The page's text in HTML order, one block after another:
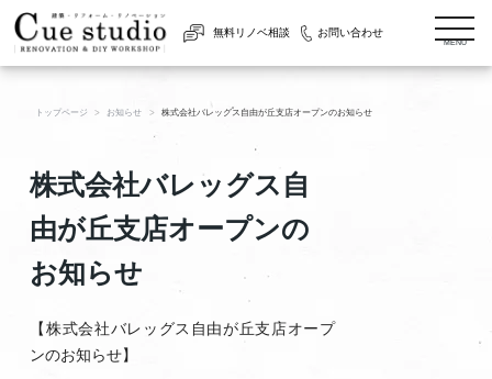
無料リノベ相談 お問い合わせ
MENU
トップページ お知らせ 株式会社バレッグス自由が丘支店オープンのお知らせ
株式会社バレッグス自
由が丘支店オープンの
お知らせ
【株式会社バレッグス自由が丘支店オープ
ンのお知らせ】